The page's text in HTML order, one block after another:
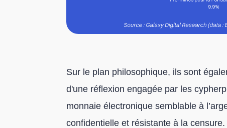
Sur le plan philosophique, ils sont
d'une réflexion engagée par les
monnaie électronique semblable à
confidentielle et résistante à la